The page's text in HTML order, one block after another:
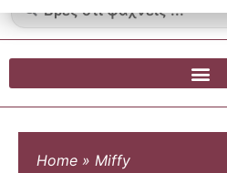
...
Home » Miffy